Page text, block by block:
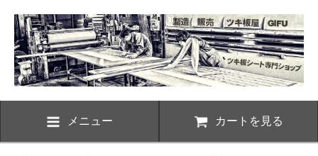
メニュー カートを見る